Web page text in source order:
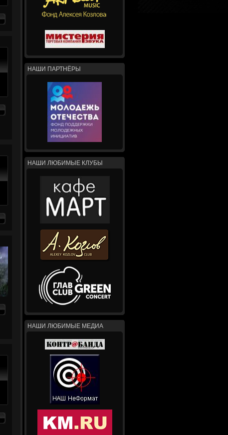
НАШИ ПАРТНЁРЫ
НАШИ ЛЮБИМЫЕ КЛУБЫ
НАШИ ЛЮБИМЫЕ МЕДИА